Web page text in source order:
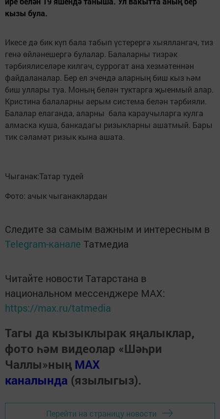
кызы була.
Икесе дә бик күп бала табып үстерергә хыяллангач, тиз
генә өйләнешергә булалар. Балаларны тизрәк
тәрбиялиселәре килгәч, суррогат ана хезмәтеннән
файдаланалар. Бер ел эчендә аларның биш кыз һәм
биш уллары туа. Моның белән туктарга җыенмый алар.
Кристина балаларны аерым система белән тәрбияли.
Балалар елаганда, аларны бала караучыларга кулга
алмаска куша, банкадагы ризыкларны ашатмый. Бары
тик сәламәт ризык кына ашата.
Чыганак:Татар тудей
Фото: ачык чыганаклардан
Следите за самым важным и интересным в
Telegram-канале Татмедиа
Читайте новости Татарстана в
национальном мессенджере MАХ:
https://max.ru/tatmedia
Тагы да кызыклырак яңалыклар,
фото һәм видеолар «Шәһри
Чаллы»ның MAX
каналында (язылыгыз).
Перейти на страницу новости